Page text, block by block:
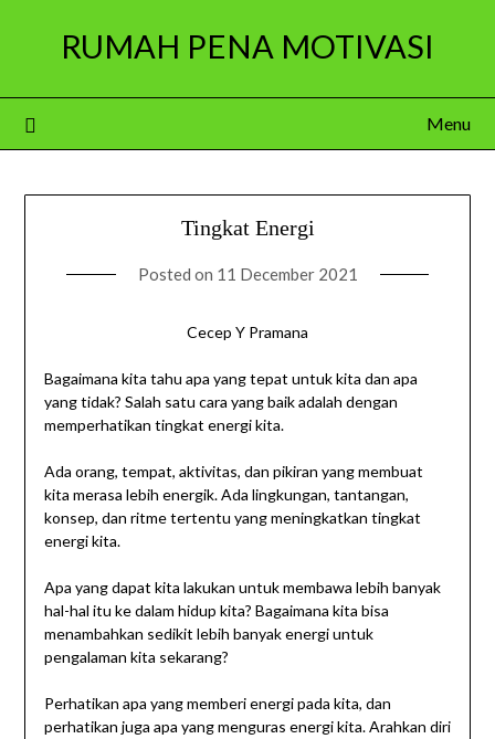
RUMAH PENA MOTIVASI
Menu
Tingkat Energi
Posted on 11 December 2021
Cecep Y Pramana
Bagaimana kita tahu apa yang tepat untuk kita dan apa
yang tidak? Salah satu cara yang baik adalah dengan
memperhatikan tingkat energi kita.
Ada orang, tempat, aktivitas, dan pikiran yang membuat
kita merasa lebih energik. Ada lingkungan, tantangan,
konsep, dan ritme tertentu yang meningkatkan tingkat
energi kita.
Apa yang dapat kita lakukan untuk membawa lebih banyak
hal-hal itu ke dalam hidup kita? Bagaimana kita bisa
menambahkan sedikit lebih banyak energi untuk
pengalaman kita sekarang?
Perhatikan apa yang memberi energi pada kita, dan
perhatikan juga apa yang menguras energi kita. Arahkan diri